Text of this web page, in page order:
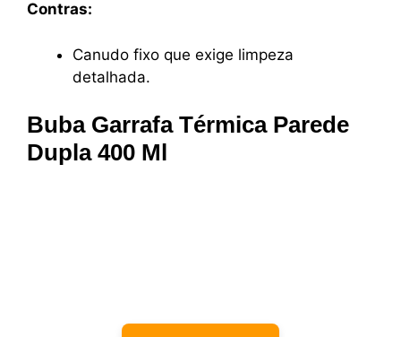
Contras:
Canudo fixo que exige limpeza
detalhada.
Buba Garrafa Térmica Parede
Dupla 400 Ml